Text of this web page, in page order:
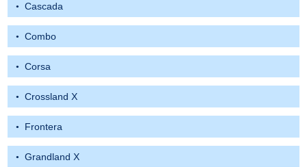
Cascada
Combo
Corsa
Crossland X
Frontera
Grandland X